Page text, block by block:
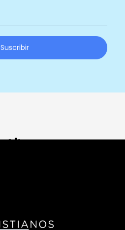
Suscribir